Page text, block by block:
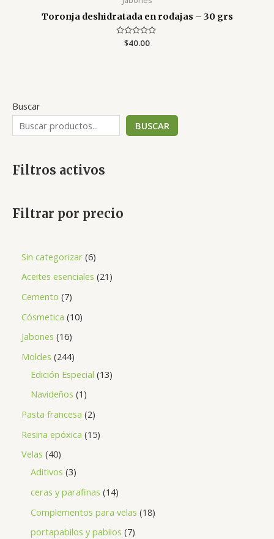
Buscar
BUSCAR
Filtros activos
Filtrar por precio
Sin categorizar 6
Aceites esenciales 21
Cemento 7
Cósmetica 10
Jabones 16
Moldes 244
Edición Especial 13
Navideños 1
Pasta francesa 2
Resina epóxica 15
Velas 40
Aditivos 3
ceras y parafinas 14
Complementos para velas 18
portapabilos y pabilos 7
Toronja deshidratada en rodajas – 30 grs
Valorado
$40.00